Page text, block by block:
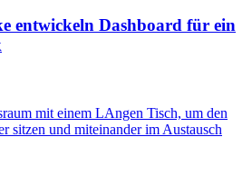
entwickeln Dashboard für ein